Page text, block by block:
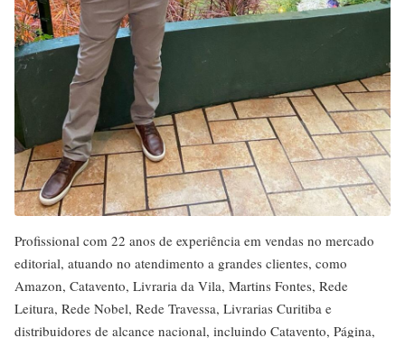
Profissional com 22 anos de experiência em vendas no mercado
editorial, atuando no atendimento a grandes clientes, como
Amazon, Catavento, Livraria da Vila, Martins Fontes, Rede
Leitura, Rede Nobel, Rede Travessa, Livrarias Curitiba e
distribuidores de alcance nacional, incluindo Catavento, Página,